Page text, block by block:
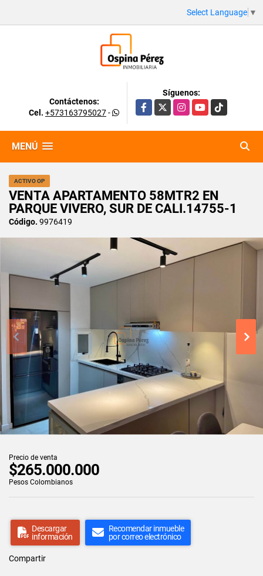
Select Language ▼
Contáctenos:
Cel. +573163795027-
Síguenos:
Facebook
X InstagramYouTubeTikTok
MENÚ
ACTIVO OP
VENTA APARTAMENTO 58MTR2 EN
PARQUE VIVERO, SUR DE CALI.14755-1
Código. 9976419
Precio de venta
$265.000.000
Pesos Colombianos
Descargar
información
Recomendar inmueble
por correo electrónico
Compartir